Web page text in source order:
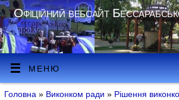
Офіційний вебсайт
МЕНЮ
Головна » Виконком ради» Рішення